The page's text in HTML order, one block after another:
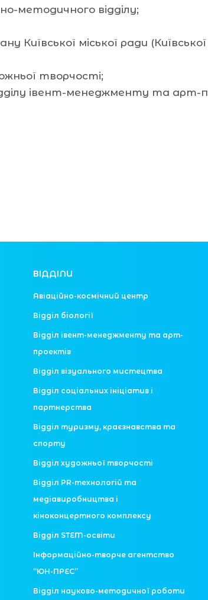
методичного відділу;
міської ради (Київської
творчості;
івент-менеджменту та арт-
ВІДДІЛИ
Авіаційно-космічний центр
Відділ біології
Відділ івент-менеджменту та арт-
проектів
Відділ візуального мистецтва
Відділ соціальних ініціатив і
партнерства
Відділ туризму, краєзнавства та
спорту
Відділ художньої творчості
Відділ PR-технологій та
медіавиробництва і
кіноконцертного комплексу
Відділ STEM-освіти
Інформаційно-творче агентство
“ЮН-ПРЕС”
Відділ науково-методичної роботи